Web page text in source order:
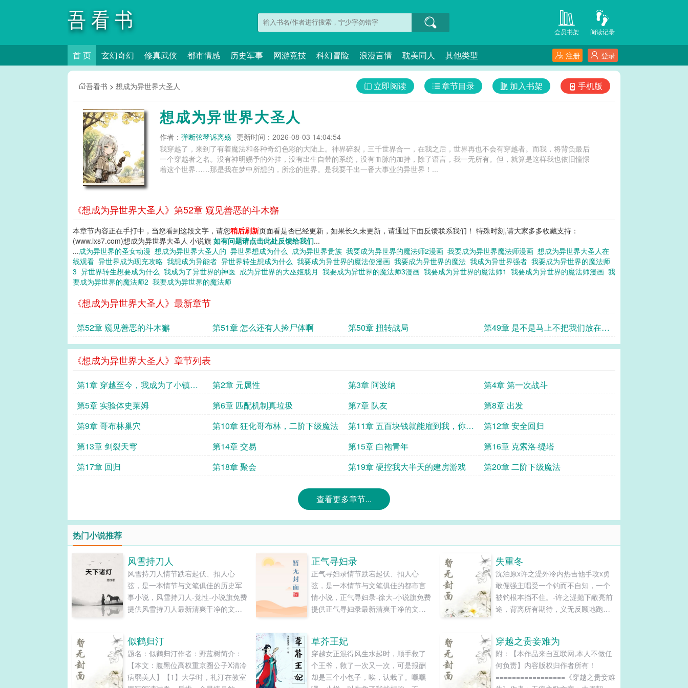
吾看书 阅读记录
会员书架
首 页 玄幻奇幻 修真武侠 都市情感 历史军事 网游竞技 科幻冒险 浪漫言情 耽美同人 其他类型 登录
注册
吾看书 > 想成为异世界大圣人 手机版
加入书架
章节目录
立即阅读
想成为异世界大圣人
作者： 弹断弦琴诉离殇 更新时间：2026-08-03 14:04:54
我穿越了，来到了有着魔法和各种奇幻色彩的大陆上。神界碎裂，三千世界合一，在我之后，世界再也不会有穿越者。而我，将背负最后
一个穿越者之名。没有神明赐予的外挂，没有出生自带的系统，没有血脉的加持，除了语言，我一无所有。但，就算是这样我也依旧憧憬
着这个世界……那是我在梦中所想的，所念的世界。是我要干出一番大事业的异世界！...
《想成为异世界大圣人》第52章 窥见善恶的斗木獬
本章节内容正在手打中，当您看到这段文字，请您稍后刷新页面看是否已经更新，如果长久未更新，请通过下面反馈联系我们！ 特殊时刻,请大家多多收藏支持：
(www.ixs7.com)想成为异世界大圣人 小说旗 如有问题请点击此处反馈给我们...
...成为异世界的圣女动漫 想成为异世界大圣人的 异世界想成为什么 成为异世界贵族 我要成为异世界的魔法师2漫画 我要成为异世界魔法师漫画 想成为异世界大圣人在
线观看 异世界成为现充攻略 我想成为异能者 异世界转生想成为什么 我要成为异世界的魔法使漫画 我要成为异世界的魔法 我成为异世界强者 我要成为异世界的魔法师
3 异世界转生想要成为什么 我成为了异世界的神医 成为异世界的大巫姬胧月 我要成为异世界的魔法师3漫画 我要成为异世界的魔法师1 我要成为异世界的魔法师漫画 我
要成为异世界的魔法师2 我要成为异世界的魔法师
《想成为异世界大圣人》最新章节
第52章 窥见善恶的斗木獬 第51章 怎么还有人捡尸体啊 第50章 扭转战局
第49章 是不是马上不把我们放在眼
里了？
《想成为异世界大圣人》章节列表
第1章 穿越至今，我成为了小镇第
一烤串大师。
第2章 元属性 第3章 阿波纳
第4章 第一次战斗
第5章 实验体史莱姆
第6章 匹配机制真垃圾 第7章 队友
第8章 出发
第9章 哥布林巢穴
第10章 狂化哥布林，二阶下级魔法
第11章 五百块钱就能雇到我，你们
真是赚大发了
第12章 安全回归
第13章 剑裂天穹
第14章 交易 第15章 白袍青年
第16章 克索洛·缇塔
第17章 回归
第18章 聚会 第19章 硬控我大半天的建房游戏 第20章 二阶下级魔法
查看更多章节...
热门小说推荐
风雪持刀人
风雪持刀人情节跌宕起伏、扣人心
弦，是一本情节与文笔俱佳的历史军
事小说，风雪持刀人-觉性-小说旗免费
提供风雪持刀人最新清爽干净的文字
正气寻妇录
正气寻妇录情节跌宕起伏、扣人心
弦，是一本情节与文笔俱佳的都市言
情小说，正气寻妇录-徐大-小说旗免费
提供正气寻妇录最新清爽干净的文字
失重冬
沈泊原x许之湜外冷内热吉他手攻x勇
敢倔强主唱受一个钓而不自知，一个
被钓根本挡不住。-许之湜抛下敞亮前
途，背离所有期待，义无反顾地跑去
似鹤归汀
题名：似鹤归汀作者：野蓝树简介：
【本文：腹黑位高权重京圈公子X清冷
病弱美人】【1】大学时，礼汀在教室
草芥王妃
穿越女正混得风生水起时，顺手救了
个王爷，救了一次又一次，可是报酬
却是三个小包子，唉，认栽了。嘿嘿
穿越之贵妾难为
附：【本作品来自互联网,本人不做任
何负责】内容版权归作者所有！
=================《穿越之贵妾难